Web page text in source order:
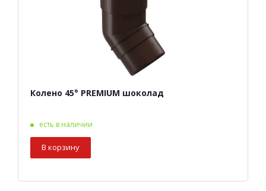
Колено 45° PREMIUM шоколад
есть в наличии
В корзину